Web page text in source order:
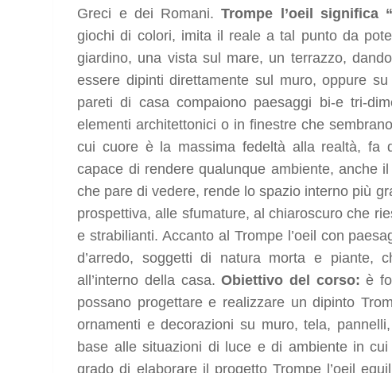
Greci e dei Romani.Trompe l’oeil significa
giochi di colori, imita il reale a tal punto da
giardino, una vista sul mare, un terrazzo,
essere dipinti direttamente sul muro, oppure
pareti di casa compaiono paesaggi bi-e tri-
elementi architettonici o in finestre che
cui cuore è la massima fedeltà alla realtà, fa
capace di rendere qualunque ambiente, anche
che pare di vedere, rende lo spazio interno più
prospettiva, alle sfumature, al chiaroscuro che
e strabilianti. Accanto al Trompe l’oeil con
d’arredo, soggetti di natura morta e piante,
all’interno della casa.Obiettivo del corso:è
possano progettare e realizzare un dipinto
ornamenti e decorazioni su muro, tela,
base alle situazioni di luce e di ambiente in
grado di elaborare il progetto Trompe l’oeil